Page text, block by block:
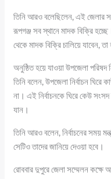
তিনি আরও বলেছিলেন, এই জেলার
রূপগঞ্জ সব স্থানে মাদক বিক্রি
থেকে মাদক বিক্রি চালিয়ে যাবেন,
অনুষ্ঠিত হয়ে যাওয়া উপজেলা পরিষদ
তিনি বলেন, উপজেলা নির্বাচন
না। এই নির্বাচনকে ঘিরে কেউ
যান।
তিনি আরও বলেন, নির্বাচনের সময়
সেটিও তাদের জানিয়ে দেওয়া হবে।
রোববার দুপুরে জেলা সম্মেলন